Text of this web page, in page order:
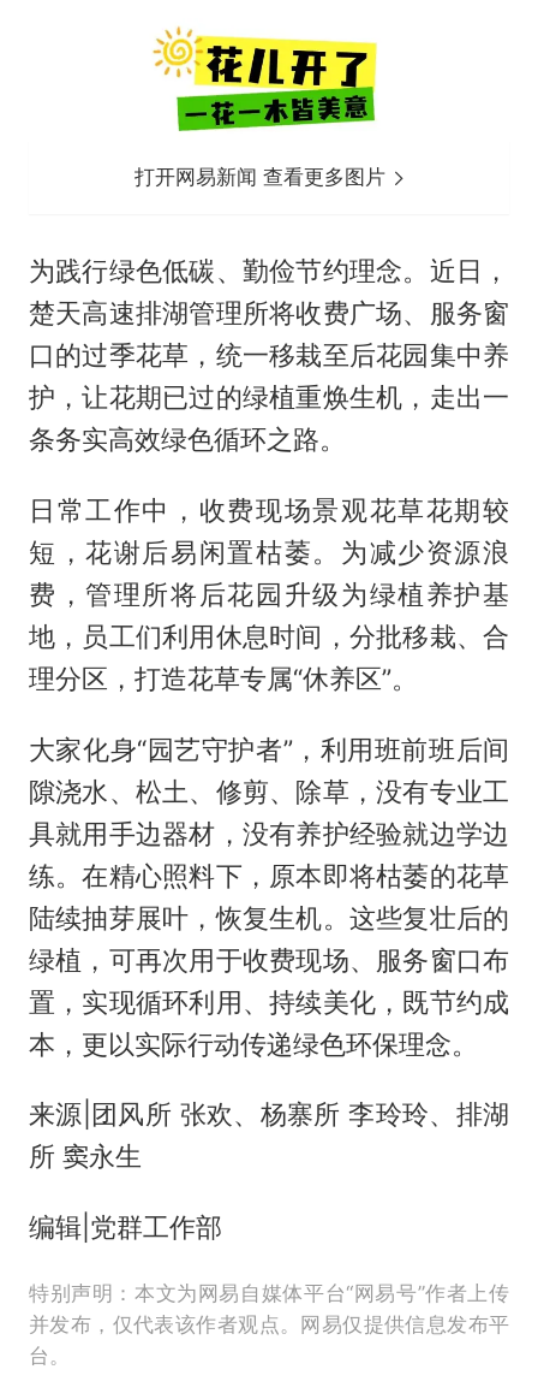
打开网易新闻 查看更多图片
为践行绿色低碳、勤俭节约理念。近日，
楚天高速排湖管理所将收费广场、服务窗
口的过季花草，统一移栽至后花园集中养
护，让花期已过的绿植重焕生机，走出一
条务实高效绿色循环之路。
日常工作中，收费现场景观花草花期较
短，花谢后易闲置枯萎。为减少资源浪
费，管理所将后花园升级为绿植养护基
地，员工们利用休息时间，分批移栽、合
理分区，打造花草专属“休养区”。
大家化身“园艺守护者”，利用班前班后间
隙浇水、松土、修剪、除草，没有专业工
具就用手边器材，没有养护经验就边学边
练。在精心照料下，原本即将枯萎的花草
陆续抽芽展叶，恢复生机。这些复壮后的
绿植，可再次用于收费现场、服务窗口布
置，实现循环利用、持续美化，既节约成
本，更以实际行动传递绿色环保理念。
来源|团风所 张欢、杨寨所 李玲玲、排湖
所 窦永生
编辑|党群工作部
特别声明：本文为网易自媒体平台“网易号”作者上传
并发布，仅代表该作者观点。网易仅提供信息发布平
台。